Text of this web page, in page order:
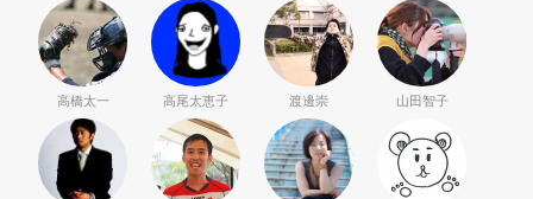
高橋太一 高尾太恵子 渡邊崇 山田智子